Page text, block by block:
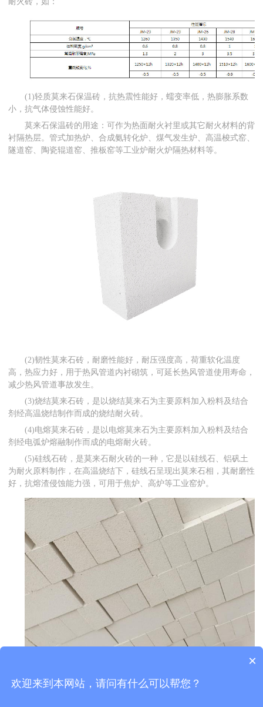
(1)轻质莫来石保温砖，抗热震性能好，蠕变率低，热膨胀系数
小，抗气体侵蚀性能好。
莫来石保温砖的用途：可作为热面耐火衬里或其它耐火材料的背
衬隔热层。管式加热炉、合成氨转化炉、煤气发生炉、高温梭式窑、
隧道窑、陶瓷辊道窑、推板窑等工业炉耐火炉隔热材料等。
(2)韧性莫来石砖，耐磨性能好，耐压强度高，荷重软化温度
高，热应力好，用于热风管道内衬砌筑，可延长热风管道使用寿命，
减少热风管道事故发生。
(3)烧结莫来石砖，是以烧结莫来石为主要原料加入粉料及结合
剂经高温烧结制作而成的烧结耐火砖。
(4)电熔莫来石砖，是以电熔莫来石为主要原料加入粉料及结合
剂经电弧炉熔融制作而成的电熔耐火砖。
(5)硅线石砖，是莫来石耐火砖的一种，它是以硅线石、铝矾土
为耐火原料制作，在高温烧结下，硅线石呈现出莫来石相，其耐磨性
好，抗熔渣侵蚀能力强，可用于焦炉、高炉等工业窑炉。
上一篇：垃圾焚烧炉用哪些浇注料
×
欢迎来到本网站，请问有什么可以帮您？